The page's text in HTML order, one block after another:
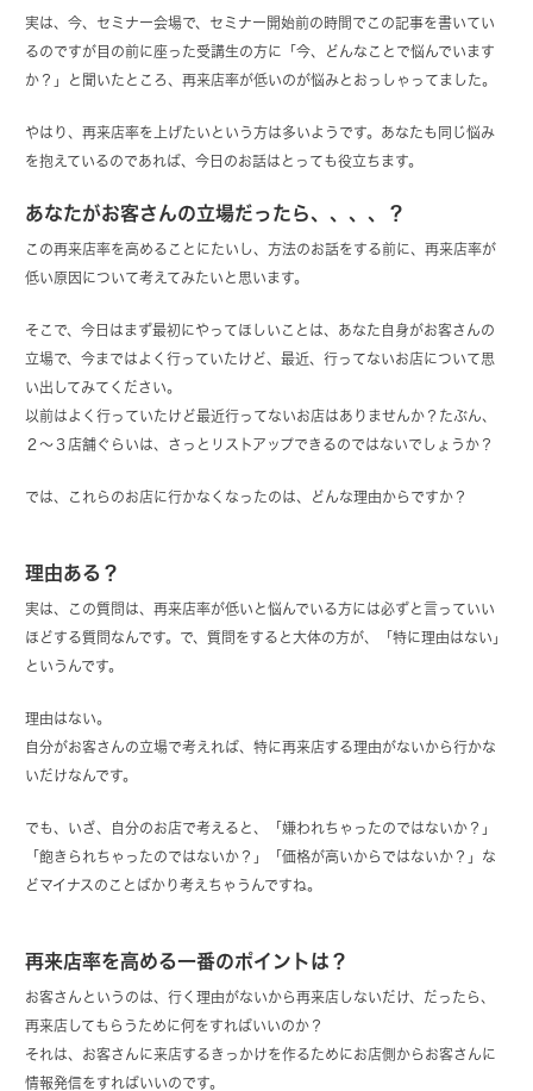
実は、今、セミナー会場で、セミナー開始前の時間でこの記事を書いてい
るのですが目の前に座った受講生の方に「今、どんなことで悩んでいます
か？」と聞いたところ、再来店率が低いのが悩みとおっしゃってました。
やはり、再来店率を上げたいという方は多いようです。あなたも同じ悩み
を抱えているのであれば、今日のお話はとっても役立ちます。
あなたがお客さんの立場だったら、、、、？
この再来店率を高めることにたいし、方法のお話をする前に、再来店率が
低い原因について考えてみたいと思います。
そこで、今日はまず最初にやってほしいことは、あなた自身がお客さんの
立場で、今まではよく行っていたけど、最近、行ってないお店について思
い出してみてください。
以前はよく行っていたけど最近行ってないお店はありませんか？たぶん、
２～３店舗ぐらいは、さっとリストアップできるのではないでしょうか？
では、これらのお店に行かなくなったのは、どんな理由からですか？
理由ある？
実は、この質問は、再来店率が低いと悩んでいる方には必ずと言っていい
ほどする質問なんです。で、質問をすると大体の方が、「特に理由はない」
というんです。
理由はない。
自分がお客さんの立場で考えれば、特に再来店する理由がないから行かな
いだけなんです。
でも、いざ、自分のお店で考えると、「嫌われちゃったのではないか？」
「飽きられちゃったのではないか？」「価格が高いからではないか？」な
どマイナスのことばかり考えちゃうんですね。
再来店率を高める一番のポイントは？
お客さんというのは、行く理由がないから再来店しないだけ、だったら、
再来店してもらうために何をすればいいのか？
それは、お客さんに来店するきっかけを作るためにお店側からお客さんに
情報発信をすればいいのです。